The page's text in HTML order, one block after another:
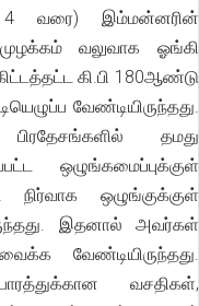
வரை) இம்மன்னரின்
வலுவாக ஓங்கி
கி.பி 180ஆண்டு
வேண்டியிருந்தது.
பிரதேசங்களில் தமது
ஒழுங்கமைப்புக்குள்
நிர்வாக ஒழுங்குக்குள்
இதனால் அவர்கள்
வேண்டியிருந்தது.
வசதிகள்,